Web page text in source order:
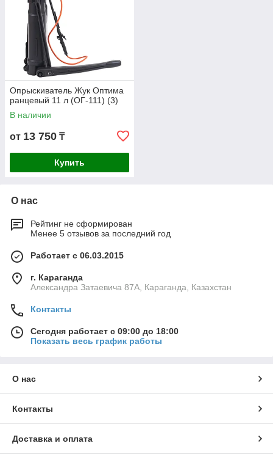
Опрыскиватель Жук Оптима
ранцевый 11 л (ОГ-111) (3)
В наличии
от 13 750 ₸
Купить
О нас
Рейтинг не сформирован
Менее 5 отзывов за последний год
Работает с 06.03.2015
г. Караганда
Александра Затаевича 87А, Караганда, Казахстан
Контакты
Сегодня работает с 09:00 до 18:00
Показать весь график работы
О нас
Контакты
Доставка и оплата